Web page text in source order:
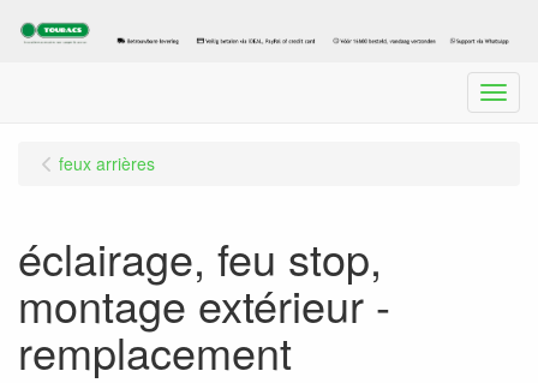
Menu
feux arrières
éclairage, feu stop,
montage extérieur -
remplacement